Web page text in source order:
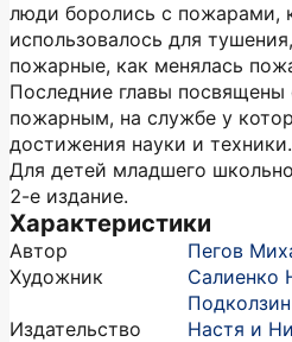
люди боролись с пожарами,
использовалось для
пожарные, как менялась
Последние главы посвящены
пожарным, на службе у
достижения науки и техники.
Для детей младшего
2-е издание.
Характеристики
Автор
Пегов
Художник
Салиенко
Издательство
Настя и